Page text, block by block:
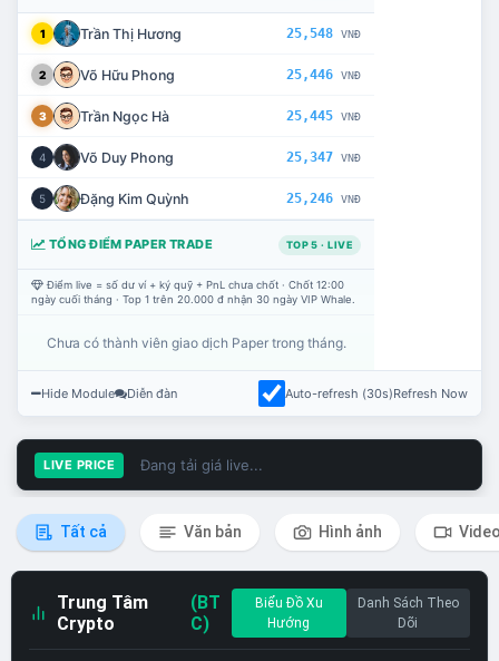
1 Trần Thị Hương 25,548 VNĐ
2 Võ Hữu Phong 25,446 VNĐ
3 Trần Ngọc Hà 25,445 VNĐ
4 Võ Duy Phong 25,347 VNĐ
5 Đặng Kim Quỳnh 25,246 VNĐ
TỔNG ĐIỂM PAPER TRADE TOP 5 · LIVE
Điểm live = số dư ví + ký quỹ + PnL chưa chốt · Chốt 12:00
ngày cuối tháng · Top 1 trên 20.000 đ nhận 30 ngày VIP Whale.
Chưa có thành viên giao dịch Paper trong tháng.
Hide Module Diễn đàn Auto-refresh (30s)Refresh Now
LIVE PRICE Đang tải giá live...
Tất cả Văn bản Hình ảnh
Trung Tâm
Crypto
(BT
C)
Biểu Đồ Xu
Hướng
Danh Sách Theo
Dõi